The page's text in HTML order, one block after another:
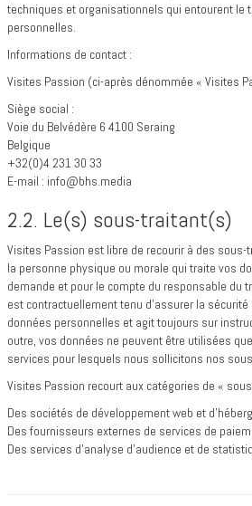
techniques et organisationnels qui entourent le
personnelles.
Informations de contact :
Visites Passion (ci-après dénommée « Visites
Siège social :
Voie du Belvédère 6 4100 Seraing
Belgique
+32(0)4 231 30 33
E-mail : info@bhs.media
2.2. Le(s) sous-traitant(s)
Visites Passion est libre de recourir à des
la personne physique ou morale qui traite vos
demande et pour le compte du responsable du
est contractuellement tenu d’assurer la
données personnelles et agit toujours sur
outre, vos données ne peuvent être utilisées
services pour lesquels nous sollicitons nos
Visites Passion recourt aux catégories de «
Des sociétés de développement web et
Des fournisseurs externes de services de
Des services d’analyse d’audience et de